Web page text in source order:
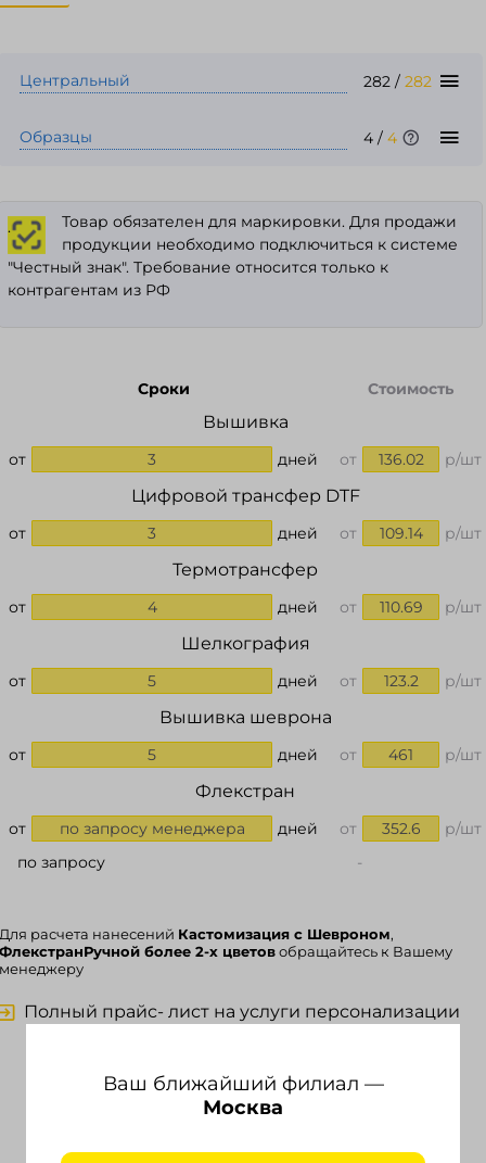
Ваш ближайший филиал —
Москва
Центральный 282 / 282
Образцы 4 / 4
.
Товар обязателен для маркировки. Для продажи
продукции необходимо подключиться к системе
"Честный знак". Требование относится только к
контрагентам из РФ
Сроки Стоимость
Вышивка
от 3 дней от 136.02 р/шт
Цифровой трансфер DTF
от 3 дней от 109.14 р/шт
Термотрансфер
от 4 дней от 110.69 р/шт
Шелкография
от 5 дней от 123.2 р/шт
Вышивка шеврона
от 5 дней от 461 р/шт
Флекстран
от по запросу менеджера дней от 352.6
р/шт
по запросу
-
Для расчета нанесений Кастомизация с Шевроном,
ФлекстранРучной более 2-х цветовобращайтесь к Вашему
менеджеру
Полный прайс- лист на услуги персонализации
РЦ за 1 шт. Сумма заказа